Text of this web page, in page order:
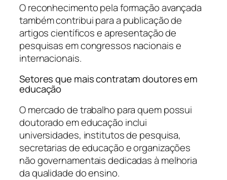
O reconhecimento pela formação avançada
também contribui para a publicação de
artigos científicos e apresentação de
pesquisas em congressos nacionais e
internacionais.
Setores que mais contratam doutores em
educação
O mercado de trabalho para quem possui
doutorado em educação inclui
universidades, institutos de pesquisa,
secretarias de educação e organizações
não governamentais dedicadas à melhoria
da qualidade do ensino.